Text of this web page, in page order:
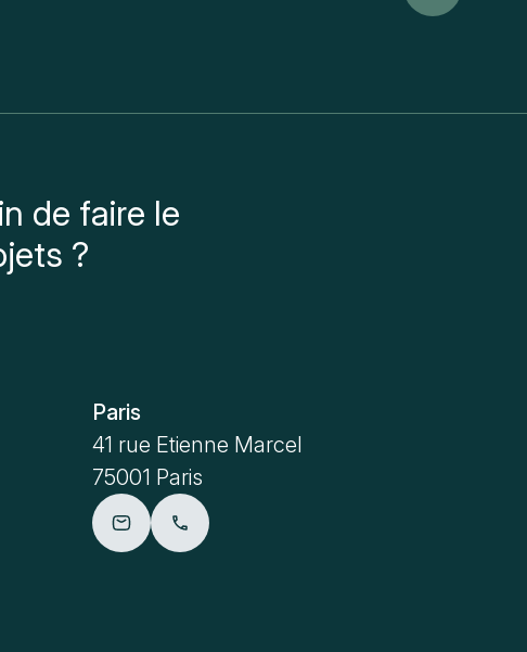
de faire le
?
Paris
41 rue Etienne Marcel
75001 Paris